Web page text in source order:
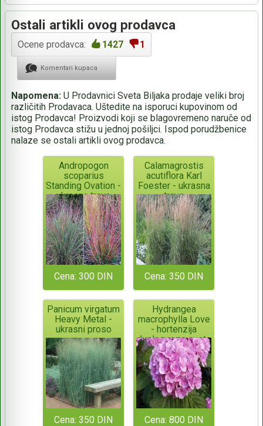
Ostali artikli ovog prodavca
Ocene prodavca: 1427 1
Komentari kupaca
Napomena: U Prodavnici Sveta Biljaka prodaje veliki broj
različitih Prodavaca. Uštedite na isporuci kupovinom od
istog Prodavca! Proizvodi koji se blagovremeno naruče od
istog Prodavca stižu u jednoj pošiljci. Ispod porudžbenice
nalaze se ostali artikli ovog prodavca.
Andropogon
scoparius
Standing Ovation -
ukrasna trava
Cena: 300 DIN
Calamagrostis
acutiflora Karl
Foester - ukrasna
trava
Cena: 350 DIN
Panicum virgatum
Heavy Metal -
ukrasni proso
Cena: 350 DIN
Hydrangea
macrophylla Love
- hortenzija
duplog roze cveta
Cena: 800 DIN